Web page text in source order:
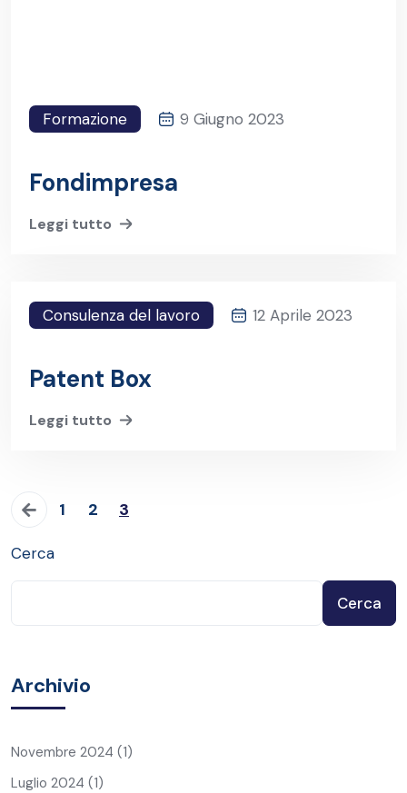
Formazione 9 Giugno 2023
Fondimpresa
Leggi tutto
Consulenza del lavoro 12 Aprile 2023
Patent Box
Leggi tutto
1 2 3
Cerca
Cerca
Archivio
Novembre 2024 (1)
Luglio 2024 (1)